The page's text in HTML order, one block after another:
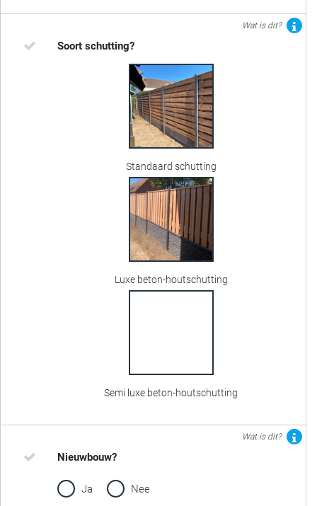
Wat is dit?
Soort schutting?
Standaard schutting
Luxe beton-houtschutting
Semi luxe beton-houtschutting
Wat is dit?
Nieuwbouw?
Ja Nee